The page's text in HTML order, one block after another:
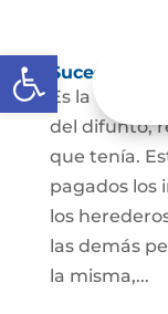
Abrir barra de
Sucesión
Es la que se
del difunto,
que tenía.
pagados los
los
las demás
la misma,...